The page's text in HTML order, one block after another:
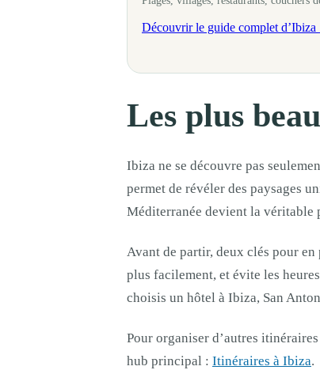
Découvrir le guide complet
Les plus
Ibiza ne se découvre pas
permet de révéler des paysages
Méditerranée devient la véritable
Avant de partir, deux clés pour
plus facilement, et évite les
choisis un hôtel à Ibiza, San
Pour organiser d’autres
hub principal : Itinéraires à Ibiza.